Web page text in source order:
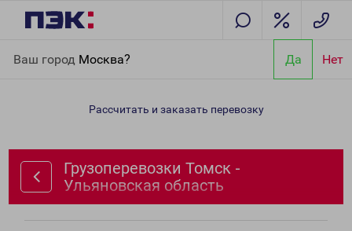
Ваш город Москва? Да Нет
область
Рассчитать и заказать перевозку
Грузоперевозки Томск -
Ульяновская область